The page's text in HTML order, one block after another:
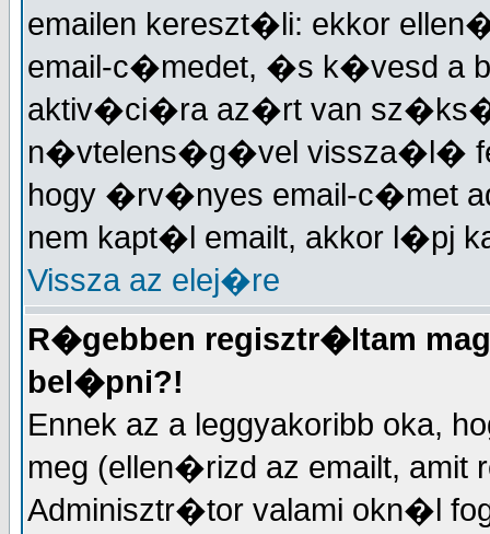
emailen kereszt�li: ekkor
email-c�medet, �s k�vesd a
aktiv�ci�ra az�rt van
n�vtelens�g�vel vissza�l�
hogy �rv�nyes email-c�met
nem kapt�l emailt, akkor l�pj
Vissza az elej�re
R�gebben regisztr�ltam
bel�pni?!
Ennek az a leggyakoribb oka,
meg (ellen�rizd az emailt,
Adminisztr�tor valami okn�l